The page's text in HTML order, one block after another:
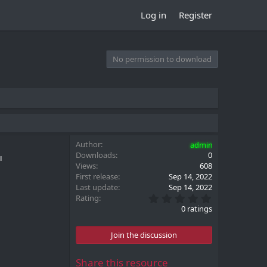
Log in Register
No permission to download
Author
admin
Downloads
0
Views
608
First release
Sep 14, 2022
Last update
Sep 14, 2022
Rating
.
0
t
0 ratings
Join the discussion
Share this resource